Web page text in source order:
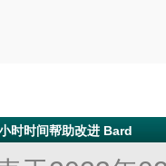
时时间帮助改进 Bard